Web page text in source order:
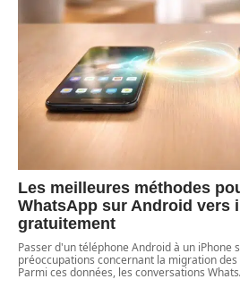
Les meilleures méthodes
WhatsApp sur Android vers
gratuitement
Passer d'un téléphone Android à un iPhone
préoccupations concernant la migration
Parmi ces données, les conversations